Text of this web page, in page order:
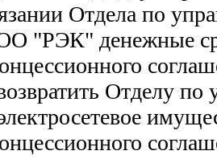
Отдела по
"РЭК" денежные
Отделу по